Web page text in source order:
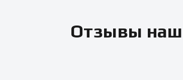
Отзывы